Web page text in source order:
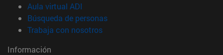
Aula virtual ADI
Búsqueda de personas(abre en nueva ventana)
Trabaja con nosotros(abre en nueva ventana)
Información